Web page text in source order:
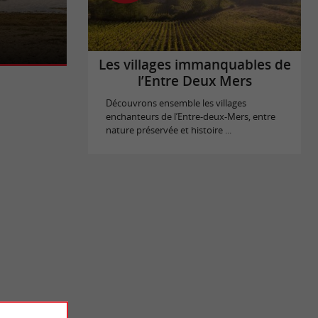
le
est un
Les villages immanquables de
l’Entre Deux Mers
Découvrons ensemble les villages
enchanteurs de l’Entre-deux-Mers, entre
nature préservée et histoire ...